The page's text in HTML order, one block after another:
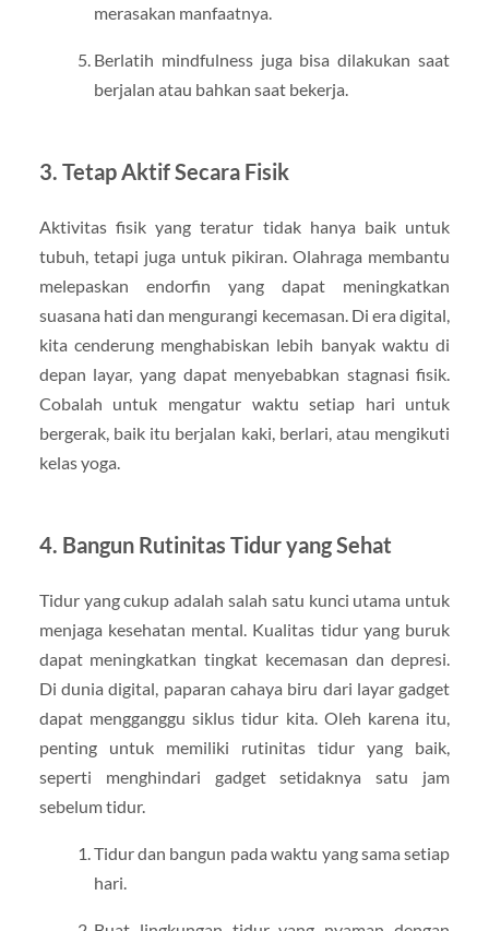
merasakan manfaatnya.
Berlatih mindfulness juga bisa dilakukan saat
berjalan atau bahkan saat bekerja.
3. Tetap Aktif Secara Fisik
Aktivitas fisik yang teratur tidak hanya baik untuk
tubuh, tetapi juga untuk pikiran. Olahraga membantu
melepaskan endorfin yang dapat meningkatkan
suasana hati dan mengurangi kecemasan. Di era digital,
kita cenderung menghabiskan lebih banyak waktu di
depan layar, yang dapat menyebabkan stagnasi fisik.
Cobalah untuk mengatur waktu setiap hari untuk
bergerak, baik itu berjalan kaki, berlari, atau mengikuti
kelas yoga.
4. Bangun Rutinitas Tidur yang Sehat
Tidur yang cukup adalah salah satu kunci utama untuk
menjaga kesehatan mental. Kualitas tidur yang buruk
dapat meningkatkan tingkat kecemasan dan depresi.
Di dunia digital, paparan cahaya biru dari layar gadget
dapat mengganggu siklus tidur kita. Oleh karena itu,
penting untuk memiliki rutinitas tidur yang baik,
seperti menghindari gadget setidaknya satu jam
sebelum tidur.
Tidur dan bangun pada waktu yang sama setiap
hari.